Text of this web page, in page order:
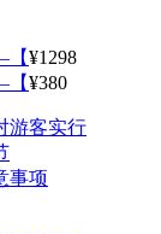
【¥1298
【¥380
游客实行
事项